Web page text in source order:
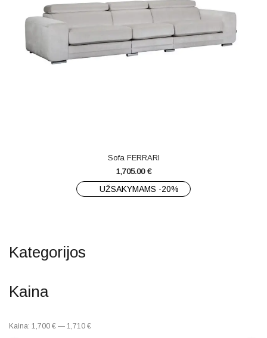
Sofa FERRARI
1,705.00 €
UŽSAKYMAMS -20%
Kategorijos
Kaina
Kaina: 1,700 € — 1,710 €